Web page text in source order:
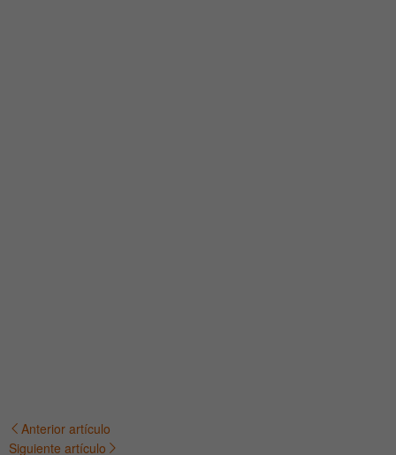
Navegación
Anterior artículo
Siguiente artículo